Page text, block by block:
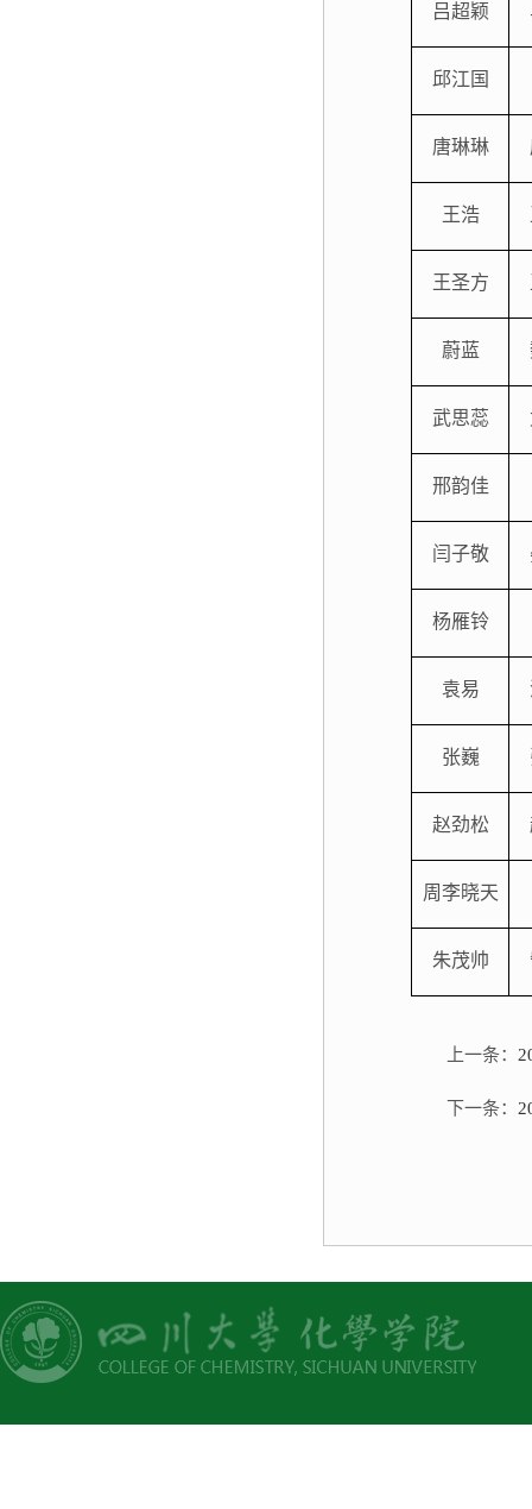
吕超颖
邱江国
唐琳琳
王浩
王圣方
蔚蓝
武思蕊
邢韵佳
闫子敬
杨雁铃
袁易
张巍
赵劲松
周李晓天
朱茂帅
上一条：
下一条：